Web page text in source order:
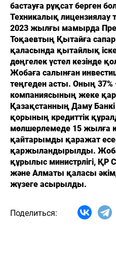
бастауға рұқсат берген
Техникалық лицензиялау
2023 жылғы мамырда
Тоқаевтың Қытайға
қаласында қытайлық
дөңгелек үстел кезінде
Жобаға салынған
теңгеден асты. Оның
компаниясының жеке
Қазақстанның Даму
қорының кредиттік
мөлшерлемеде 15 жылға
қайтарымды қаражат
қаржыландырылды.
құрылыс министрлігі, ҚР
және Алматы қаласы
жүзеге асырылды.
Поделиться: